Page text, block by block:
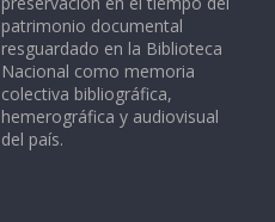
patrimonio documental
resguardado en la Biblioteca
Nacional como memoria
colectiva bibliográfica,
hemerográfica y audiovisual
del país.